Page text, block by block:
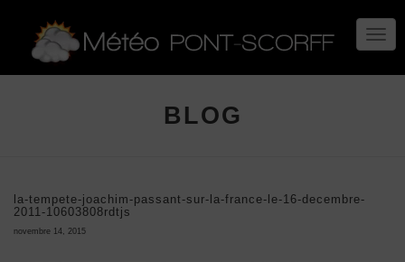
BLOG
la-tempete-joachim-passant-sur-la-france-le-16-decembre-
2011-10603808rdtjs
novembre 14, 2015